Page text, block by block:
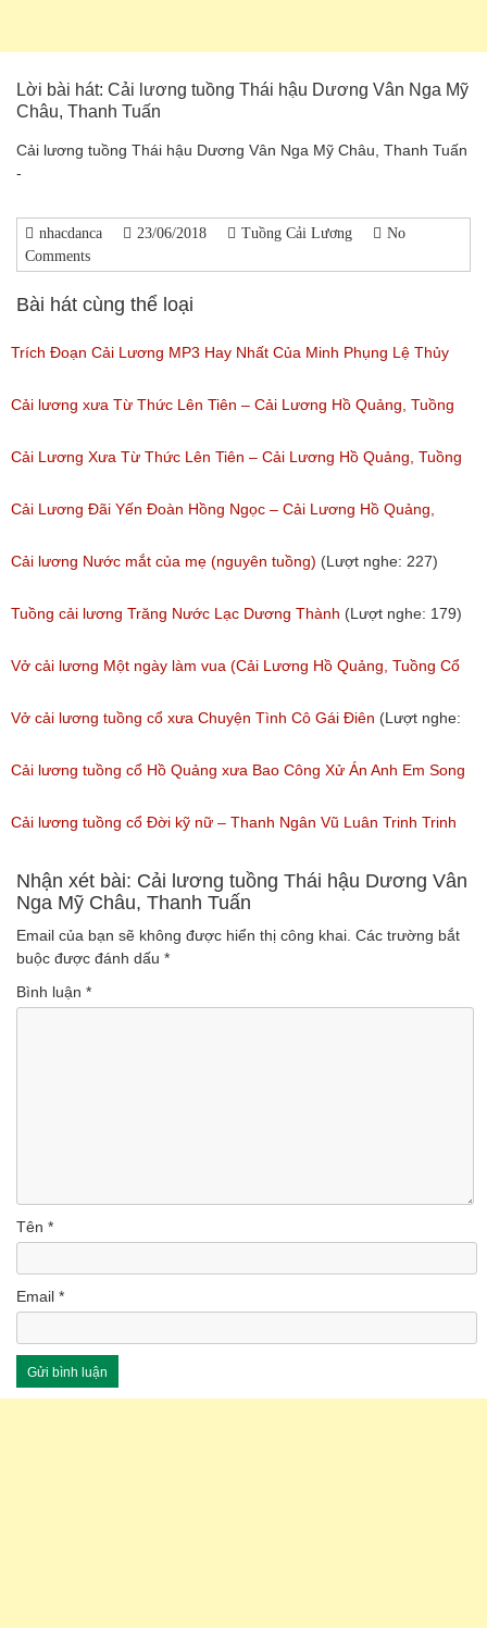
Lời bài hát: Cải lương tuồng Thái hậu Dương Vân Nga Mỹ
Châu, Thanh Tuấn
Cải lương tuồng Thái hậu Dương Vân Nga Mỹ Châu, Thanh Tuấn
-
nhacdanca 23/06/2018 Tuồng Cải Lương
No
Comments
Bài hát cùng thể loại
Trích Đoạn Cải Lương MP3 Hay Nhất Của Minh Phụng Lệ Thủy
Phần 1
(Lượt nghe: 11,533)
Cải lương xưa Từ Thức Lên Tiên – Cải Lương Hồ Quảng, Tuồng
Cổ
(Lượt nghe: 258)
Cải Lương Xưa Từ Thức Lên Tiên – Cải Lương Hồ Quảng, Tuồng
Cổ
(Lượt nghe: 505)
Cải Lương Đãi Yến Đoàn Hồng Ngọc – Cải Lương Hồ Quảng,
Tuồng Cổ
(Lượt nghe: 243)
Cải lương Nước mắt của mẹ (nguyên tuồng) (Lượt nghe: 227)
Tuồng cải lương Trăng Nước Lạc Dương Thành (Lượt nghe: 179)
Vở cải lương Một ngày làm vua (Cải Lương Hồ Quảng, Tuồng Cổ
Xưa)
(Lượt nghe: 216)
Vở cải lương tuồng cổ xưa Chuyện Tình Cô Gái Điên (Lượt nghe:
146)
Cải lương tuồng cổ Hồ Quảng xưa Bao Công Xử Án Anh Em Song
Sinh
(Lượt nghe: 228)
Cải lương tuồng cổ Đời kỹ nữ – Thanh Ngân Vũ Luân Trinh Trinh
Cải Lương Hồ Quảng
(Lượt nghe: 157)
Nhận xét bài: Cải lương tuồng Thái hậu Dương Vân
Nga Mỹ Châu, Thanh Tuấn
Email của bạn sẽ không được hiển thị công khai. Các trường bắt
buộc được đánh dấu *
Bình luận *
Tên *
Email *